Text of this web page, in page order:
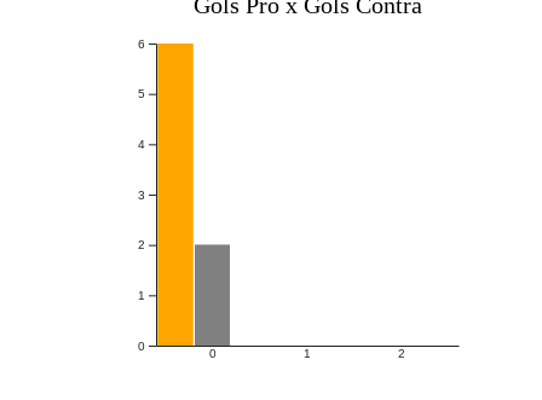
0 1 2
0
1
2
3
4
5
6